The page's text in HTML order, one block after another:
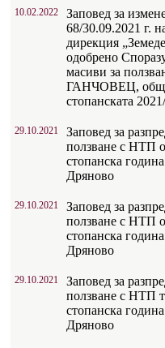
10.02.2022
Заповед за
68/30.09.2021 г.
дирекция
одобрено
масиви за
ГАНЧОВЕЦ,
стопанската
29.10.2021
Заповед за
ползване с НТП
стопанска
Дряново
29.10.2021
Заповед за
ползване с НТП
стопанска
Дряново
29.10.2021
Заповед за
ползване с НТП
стопанска
Дряново